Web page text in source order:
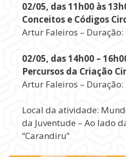
02/05, das 11h00 às
Conceitos e Códigos
Artur Faleiros – Duração:
02/05, das 14h00 –
Percursos da Criação
Artur Faleiros – Duração:
Local da atividade:
da Juventude – Ao lado
“Carandiru”